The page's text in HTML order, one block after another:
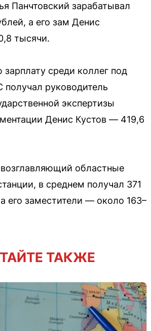
Панчтовский зарабатывал
а его зам Денис
тысячи.
среди коллег под
руководитель
экспертизы
Денис Кустов — 419,6
областные
в среднем получал 371
его заместители — около 163–
ТАКЖЕ